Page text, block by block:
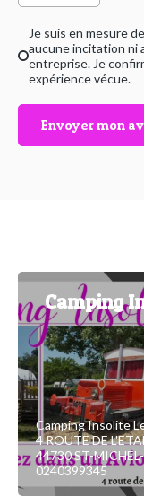
Je suis en mesure
aucune incitation ni
entreprise. Je
expérience vécue.
Envoyer mon
Camping
Camping Insolite
4 ROUTE DE
44730 ST-
0240399345